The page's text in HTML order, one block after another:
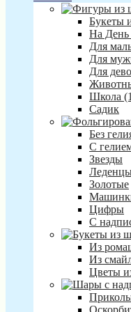
Букеты
На День
Для
Для
Для
Школа
Садик
Без
С
Звезды
Золотые
Цифры
С
Из
Из
Цветы